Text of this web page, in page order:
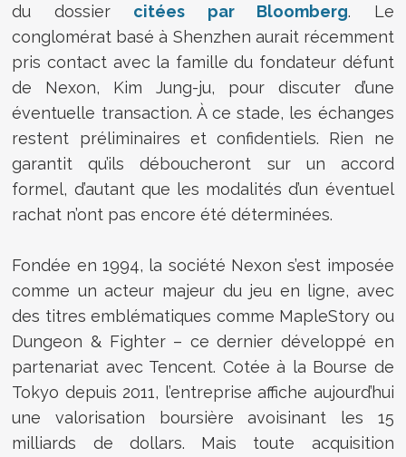
du dossier citées par Bloomberg. Le
conglomérat basé à Shenzhen aurait récemment
pris contact avec la famille du fondateur défunt
de Nexon, Kim Jung-ju, pour discuter d’une
éventuelle transaction. À ce stade, les échanges
restent préliminaires et confidentiels. Rien ne
garantit qu’ils déboucheront sur un accord
formel, d’autant que les modalités d’un éventuel
rachat n’ont pas encore été déterminées.
Fondée en 1994, la société Nexon s’est imposée
comme un acteur majeur du jeu en ligne, avec
des titres emblématiques comme MapleStory ou
Dungeon & Fighter – ce dernier développé en
partenariat avec Tencent. Cotée à la Bourse de
Tokyo depuis 2011, l’entreprise affiche aujourd’hui
une valorisation boursière avoisinant les 15
milliards de dollars. Mais toute acquisition